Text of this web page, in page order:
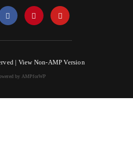
| View Non-AMP Version
by AMPforWP